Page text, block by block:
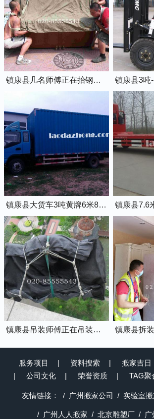
镇康县几名师傅正在抬钢琴上楼
镇康县大货车3吨黄牌6米8的厢式货车
镇康县吊装师傅正在吊装物品上楼
服务项目 资料搜索 搬家吉日
公司文化
荣誉资质 TAG聚
友情链接： 广州搬家公司 实验室
广州人人搬家 北京雕塑厂